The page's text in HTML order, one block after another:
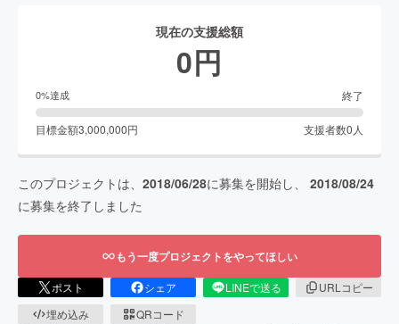
現在の支援総額
0円
0%達成 終了
目標金額3,000,000円 支援者数0 人
このプロジェクトは、 2018/06/28に募集を開始し、 2018/08/24
に募集を終了しました
もう一度プロジェクトをやってほしい
ポスト シェア LINEで送る
URLコピー
埋め込み
QRコード